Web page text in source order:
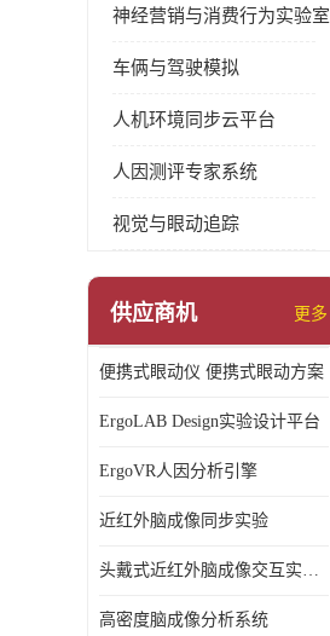
神经营销与消费行为实验室
车俩与驾驶模拟
人机环境同步云平台
人因测评专家系统
视觉与眼动追踪
供应商机 更多
便携式眼动仪 便携式眼动方案
ErgoLAB Design实验设计平台
ErgoVR人因分析引擎
近红外脑成像同步实验
头戴式近红外脑成像交互实验室
高密度脑成像分析系统